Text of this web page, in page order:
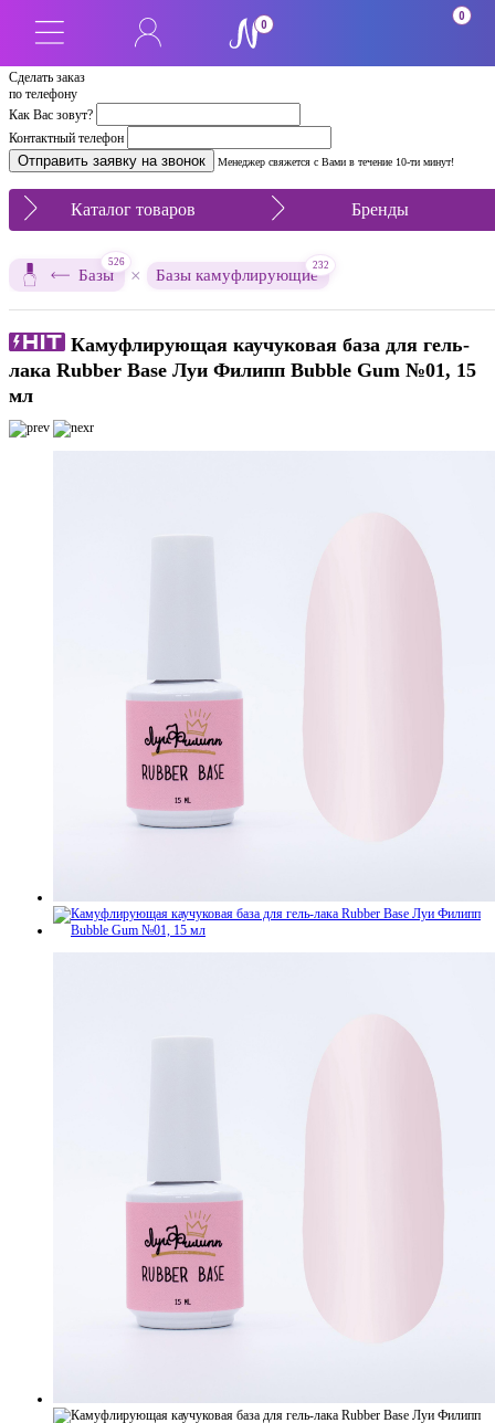
Сделать заказ
по телефону
Как Вас зовут?
Контактный телефон
Менеджер свяжется с Вами в течение 10-ти минут!
0
0
Каталог товаров Бренды
Базы
526
× Базы камуфлирующие
232
Камуфлирующая каучуковая база для гель-
лака Rubber Base Луи Филипп Bubble Gum №01, 15
мл